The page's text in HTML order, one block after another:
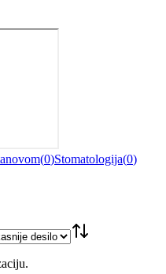
(0)Stomatologija(0)